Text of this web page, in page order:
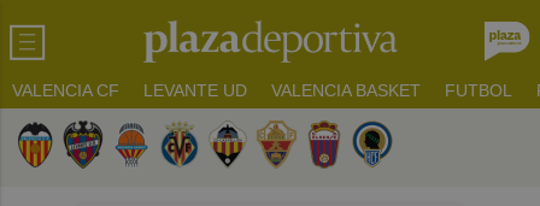
VALENCIA CF LEVANTE UD VALENCIA BASKET FUTBOL